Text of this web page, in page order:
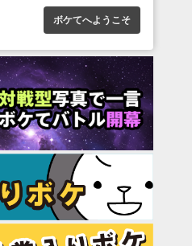
ボケてへようこそ